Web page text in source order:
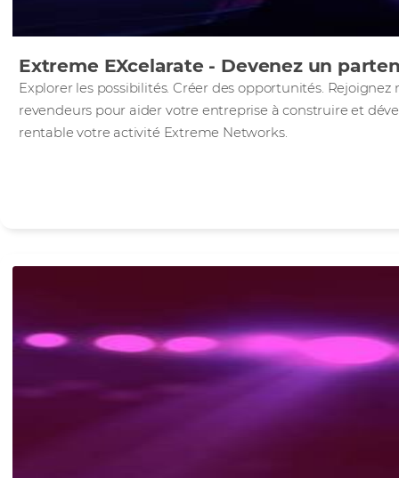
Extreme EXcelarate - Devenez un
Explorer les possibilités. Créer des opportunités.
revendeurs pour aider votre entreprise à construire et
rentable votre activité Extreme Networks.